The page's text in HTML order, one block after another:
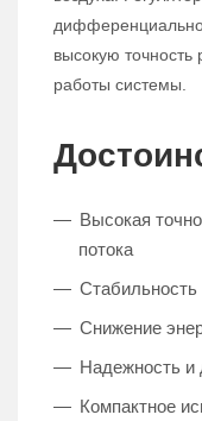
высокую точность
работы системы.
Высокая
потока
Снижение
Надежность и
Компактное